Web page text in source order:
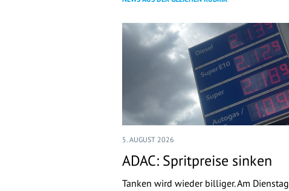
5. AUGUST 2026
ADAC: Spritpreise sinken
Tanken wird wieder billiger. Am Dienstag